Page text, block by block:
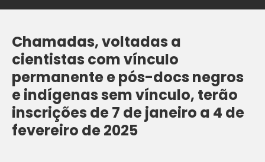
Chamadas, voltadas a
cientistas com vínculo
permanente e pós-docs negros
e indígenas sem vínculo, terão
inscrições de 7 de janeiro a 4 de
fevereiro de 2025